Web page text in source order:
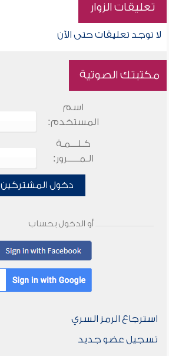
تعليقات الزوار
لا توجد تعليقات حتى الآن
مكتبتك الصوتية
اسم
المستخدم:
كـلـــمـة
الـمـــــرور:
دخول المشتركين
أو الدخول بحساب
استرجاع الرمز السري
تسجيل عضو جديد